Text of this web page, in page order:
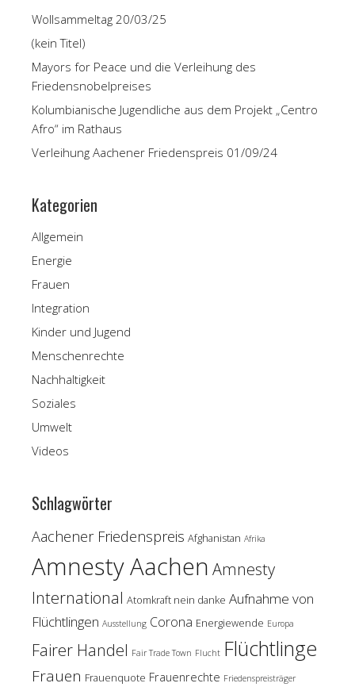
Wollsammeltag 20/03/25
(kein Titel)
Mayors for Peace und die Verleihung des
Friedensnobelpreises
Kolumbianische Jugendliche aus dem Projekt „Centro
Afro“ im Rathaus
Verleihung Aachener Friedenspreis 01/09/24
Kategorien
Allgemein
Energie
Frauen
Integration
Kinder und Jugend
Menschenrechte
Nachhaltigkeit
Soziales
Umwelt
Videos
Schlagwörter
Aachener Friedenspreis Afghanistan Afrika
Amnesty Aachen Amnesty
International Atomkraft nein danke Aufnahme von
Flüchtlingen Ausstellung Corona Energiewende Europa
Fairer Handel Fair Trade Town Flucht Flüchtlinge
Frauen Frauenquote Frauenrechte Friedenspreisträger